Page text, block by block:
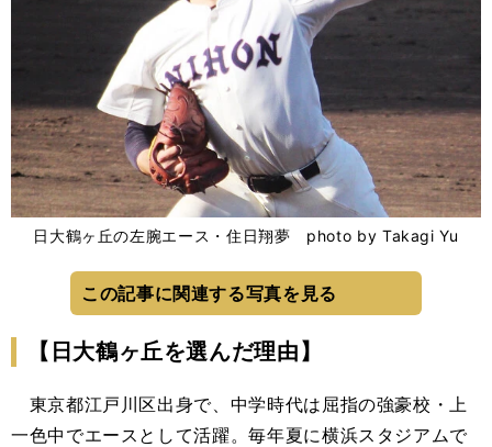
日大鶴ヶ丘の左腕エース・住日翔夢 photo by Takagi Yu
この記事に関連する写真を見る
【日大鶴ヶ丘を選んだ理由】
東京都江戸川区出身で、中学時代は屈指の強豪校・上
一色中でエースとして活躍。毎年夏に横浜スタジアムで